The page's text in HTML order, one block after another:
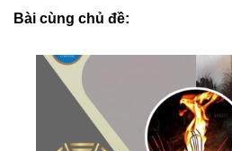
Bài cùng chủ đề: